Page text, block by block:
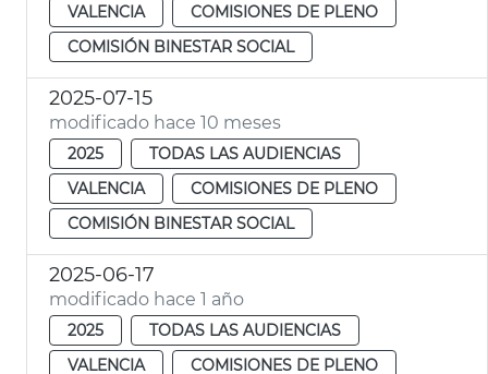
VALENCIA
COMISIONES DE PLENO
COMISIÓN BINESTAR SOCIAL
2025-07-15
modificado hace 10 meses
2025
TODAS LAS AUDIENCIAS
VALENCIA
COMISIONES DE PLENO
COMISIÓN BINESTAR SOCIAL
2025-06-17
modificado hace 1 año
2025
TODAS LAS AUDIENCIAS
VALENCIA
COMISIONES DE PLENO